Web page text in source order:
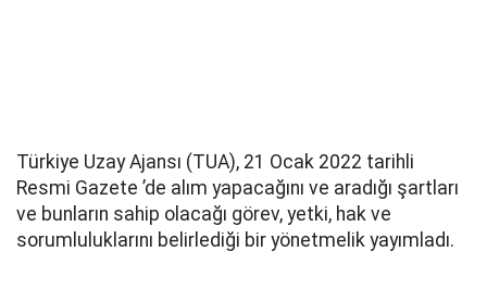
Türkiye Uzay Ajansı (TUA), 21 Ocak 2022 tarihli
Resmi Gazete ’de alım yapacağını ve aradığı şartları
ve bunların sahip olacağı görev, yetki, hak ve
sorumluluklarını belirlediği bir yönetmelik yayımladı.